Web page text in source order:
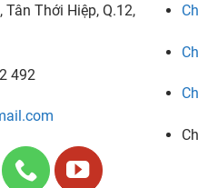
Thới Hiệp, Q.12,
492